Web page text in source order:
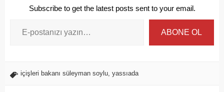
Subscribe to get the latest posts sent to your email.
ABONE OL
içişleri bakanı süleyman soylu yassıada